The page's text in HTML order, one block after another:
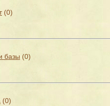
(0)
базы (0)
(0)